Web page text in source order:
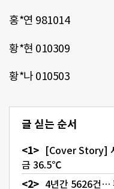
홍*연 981014
황*현 010309
황*나 010503
글 싣는 순서
[Cover Story]
금 36.5℃
4년간 5626건…